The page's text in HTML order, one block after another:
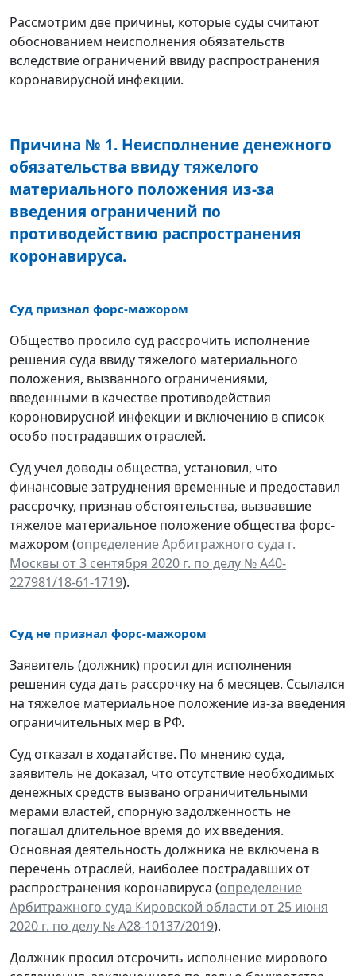
Рассмотрим две причины, которые суды считают
обоснованием неисполнения обязательств
вследствие ограничений ввиду распространения
коронавирусной инфекции.
Причина № 1. Неисполнение денежного
обязательства ввиду тяжелого
материального положения из-за
введения ограничений по
противодействию распространения
коронавируса.
Суд признал форс-мажором
Общество просило суд рассрочить исполнение
решения суда ввиду тяжелого материального
положения, вызванного ограничениями,
введенными в качестве противодействия
короновирусной инфекции и включению в список
особо пострадавших отраслей.
Суд учел доводы общества, установил, что
финансовые затруднения временные и предоставил
рассрочку, признав обстоятельства, вызвавшие
тяжелое материальное положение общества форс-
мажором (определение Арбитражного суда г.
Москвы от 3 сентября 2020 г. по делу № А40-
227981/18-61-1719).
Суд не признал форс-мажором
Заявитель (должник) просил для исполнения
решения суда дать рассрочку на 6 месяцев. Ссылался
на тяжелое материальное положение из-за введения
ограничительных мер в РФ.
Суд отказал в ходатайстве. По мнению суда,
заявитель не доказал, что отсутствие необходимых
денежных средств вызвано ограничительными
мерами властей, спорную задолженность не
погашал длительное время до их введения.
Основная деятельность должника не включена в
перечень отраслей, наиболее пострадавших от
распространения коронавируса (определение
Арбитражного суда Кировской области от 25 июня
2020 г. по делу № А28-10137/2019).
Должник просил отсрочить исполнение мирового